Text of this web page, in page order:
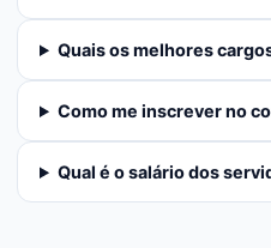
Quais os melhores
Como me inscrever no
Qual é o salário dos